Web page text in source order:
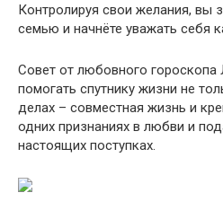
Контролируя свои желания, вы
семью и начнёте уважать себя
Совет от любовного
помогать спутнику жизни не
делах – совместная жизнь и
одних признаниях в любви и
настоящих поступках.